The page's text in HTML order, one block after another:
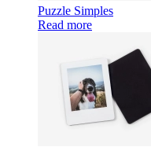
Puzzle Simples
Read more